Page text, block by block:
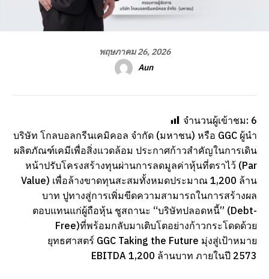
พฤษภาคม 26, 2026
Aun
จำนวนผู้เข้าชม: 6
บริษัท โกลบอลกรีนเคมิคอล จำกัด (มหาชน) หรือ GGC ผู้นำ
ผลิตภัณฑ์เคมีเพื่อสิ่งแวดล้อม ประกาศก้าวสำคัญในการเดิน
หน้าปรับโครงสร้างทุนผ่านการลดมูลค่าหุ้นที่ตราไว้ (Par
Value) เพื่อล้างขาดทุนสะสมทั้งหมดประมาณ 1,200 ล้าน
บาท ปูทางสู่การเพิ่มขีดความสามารถในการสร้างผล
ตอบแทนแก่ผู้ถือหุ้น ชูสถานะ “บริษัทปลอดหนี้” (Debt-
Free)ที่พร้อมกลับมาเติบโตอย่างก้าวกระโดดด้วย
ยุทธศาสตร์ GGC Taking the Future มุ่งสู่เป้าหมาย
EBITDA 1,200 ล้านบาท ภายในปี 2573